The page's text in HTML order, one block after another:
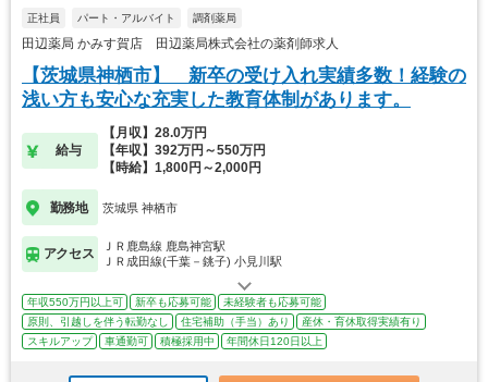
正社員 パート・アルバイト 調剤薬局
田辺薬局 かみす賀店 田辺薬局株式会社の薬剤師求人
【茨城県神栖市】 新卒の受け入れ実績多数！経験の
浅い方も安心な充実した教育体制があります。
給与
【月収】28.0万円
【年収】392万円～550万円
【時給】1,800円～2,000円
勤務地 茨城県 神栖市
アクセス
ＪＲ鹿島線 鹿島神宮駅
ＪＲ成田線(千葉－銚子) 小見川駅
年収550万円以上可 新卒も応募可能
未経験者も応募可能
原則、引越しを伴う転勤なし
住宅補助（手当）あり
産休・育休取得実績有り
スキルアップ
車通勤可 積極採用中 年間休日120日以上